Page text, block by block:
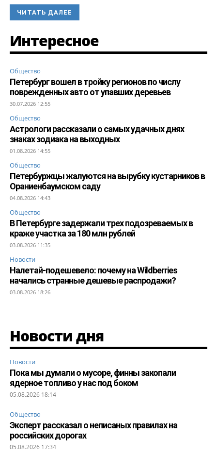
ЧИТАТЬ ДАЛЕЕ
Интересное
Общество
Петербург вошел в тройку регионов по числу
поврежденных авто от упавших деревьев
30.07.2026 12:55
Общество
Астрологи рассказали о самых удачных днях
знаках зодиака на выходных
01.08.2026 14:55
Общество
Петербуржцы жалуются на вырубку кустарников в
Ораниенбаумском саду
04.08.2026 14:43
Общество
В Петербурге задержали трех подозреваемых в
краже участка за 180 млн рублей
03.08.2026 11:35
Новости
Налетай-подешевело: почему на Wildberries
начались странные дешевые распродажи?
03.08.2026 18:26
Новости дня
Новости
Пока мы думали о мусоре, финны закопали
ядерное топливо у нас под боком
05.08.2026 18:14
Общество
Эксперт рассказал о неписаных правилах на
российских дорогах
05.08.2026 17:34